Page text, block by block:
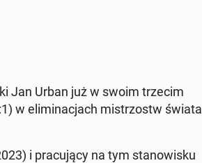
Jan Urban już w swoim trzecim
w elim­i­nac­jach mis­tr­zostw świata
i pracu­ją­cy na tym stanowisku